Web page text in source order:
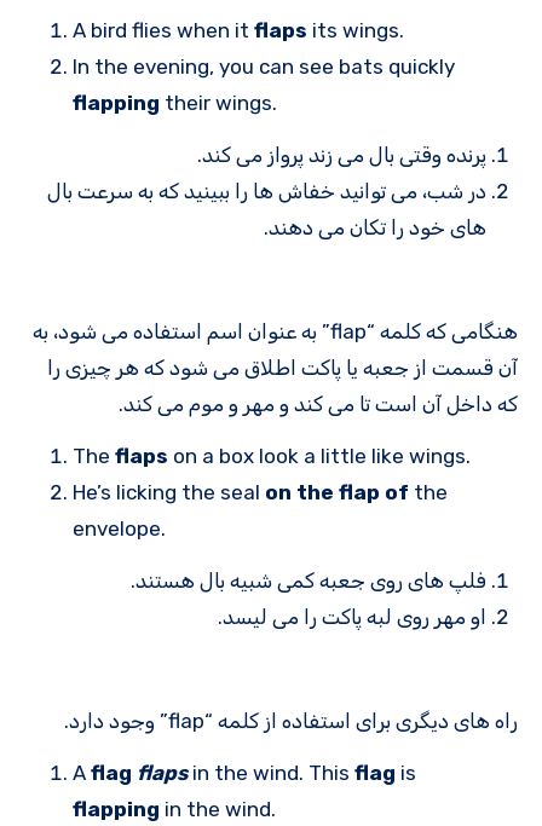
A bird flies when it flaps its wings.
In the evening, you can see bats quickly
flapping their wings.
پرنده وقتی بال می زند پرواز می کند.
در شب، می توانید خفاش ها را ببینید که به سرعت بال
های خود را تکان می دهند.
هنگامی که کلمه “flap” به عنوان اسم استفاده می شود، به
آن قسمت از جعبه یا پاکت اطلاق می شود که هر چیزی را
که داخل آن است تا می کند و مهر و موم می کند.
The flaps on a box look a little like wings.
He’s licking the seal on the flap of the
envelope.
فلپ های روی جعبه کمی شبیه بال هستند.
او مهر روی لبه پاکت را می لیسد.
راه های دیگری برای استفاده از کلمه “flap” وجود دارد.
A flag flapsin the wind. This flag is
flapping in the wind.